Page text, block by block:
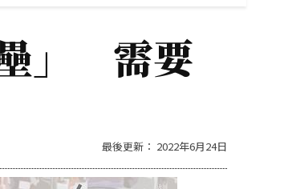
」 需要
最後更新： 2022年6月24日